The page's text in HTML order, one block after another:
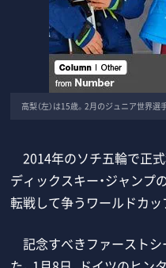
高梨（左）は15歳。2月のジュニア世界選
2014年のソチ五輪で正
ディックスキー・ジャンプ
転戦して争うワールドカッ
記念すべきファーストシ